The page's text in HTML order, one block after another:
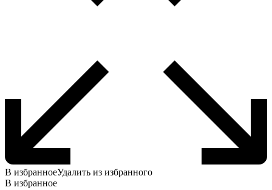
В избранноеУдалить из избранного
В избранное